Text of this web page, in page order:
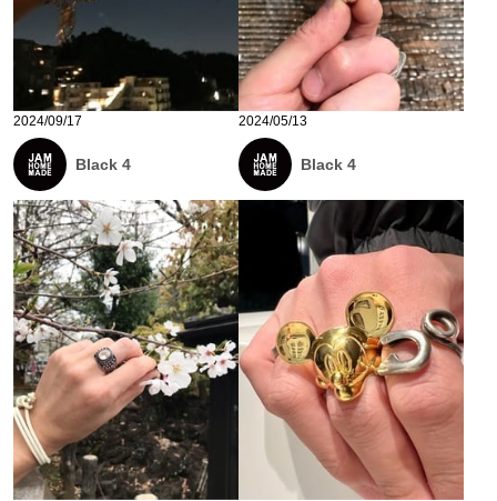
2024/09/17
Black 4
2024/05/13
Black 4